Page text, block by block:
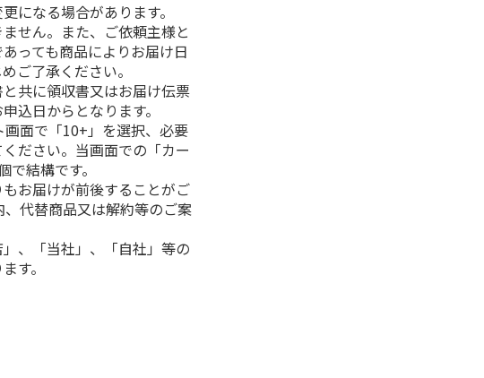
になる場合があります。
せん。また、ご依頼主様と
っても商品によりお届け日
ご了承ください。
共に領収書又はお届け伝票
込日からとなります。
面で「10+」を選択、必要
ださい。当画面での「カー
結構です。
お届けが前後することがご
代替商品又は解約等のご案
、「当社」、「自社」等の
す。